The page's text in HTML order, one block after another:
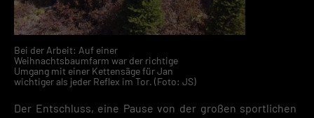
Bei der Arbeit: Auf einer
Weihnachtsbaumfarm war der richtige
Umgang mit einer Kettensäge für Jan
wichtiger als jeder Reflex im Tor. (Foto: JS)
Der Entschluss, eine Pause von der großen sportlichen